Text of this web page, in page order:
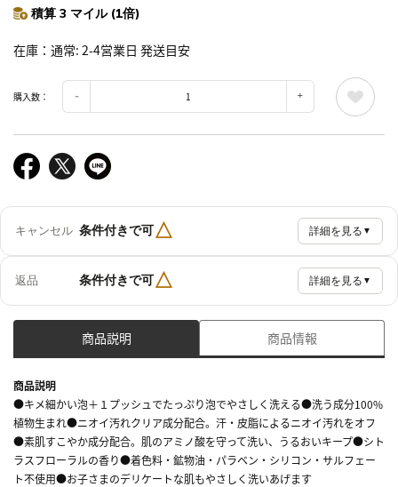
積算 3 マイル (1倍)
在庫 通常: 2-4営業日 発送目安
購入数：
キャンセル 条件付きで可△ 詳細を見る ▼
返品 条件付きで可△ 詳細を見る ▼
商品説明 商品情報
商品説明
●キメ細かい泡＋１プッシュでたっぷり泡でやさしく洗える●洗う成分100%
植物生まれ●ニオイ汚れクリア成分配合。汗・皮脂によるニオイ汚れをオフ
●素肌すこやか成分配合。肌のアミノ酸を守って洗い、うるおいキープ●シト
ラスフローラルの香り●着色料・鉱物油・パラベン・シリコン・サルフェー
ト不使用●お子さまのデリケートな肌もやさしく洗いあげます